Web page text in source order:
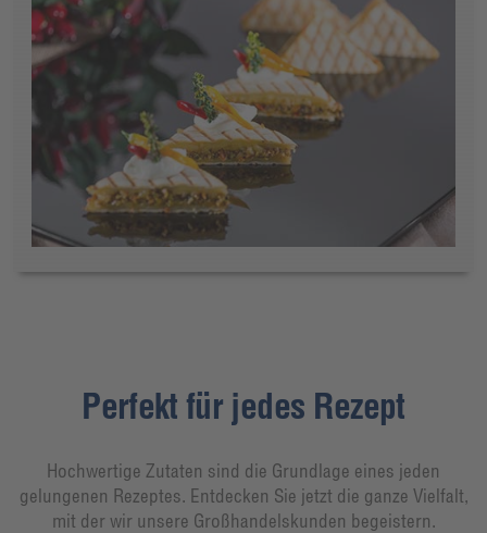
Perfekt für jedes Rezept
Hochwertige Zutaten sind die Grundlage eines jeden
gelungenen Rezeptes. Entdecken Sie jetzt die ganze Vielfalt,
mit der wir unsere Großhandelskunden begeistern.